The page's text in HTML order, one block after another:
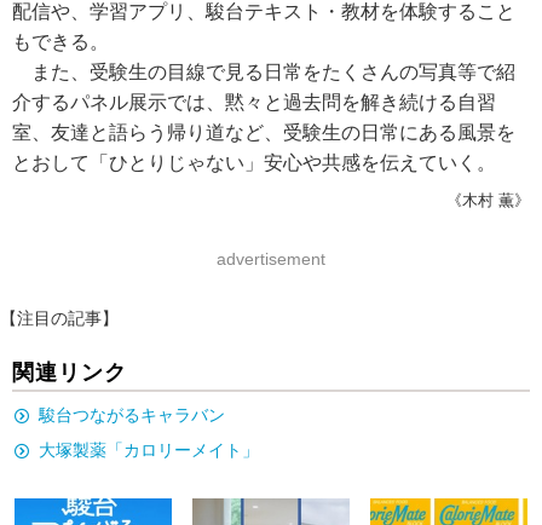
配信や、学習アプリ、駿台テキスト・教材を体験すること
もできる。
また、受験生の目線で見る日常をたくさんの写真等で紹
介するパネル展示では、黙々と過去問を解き続ける自習
室、友達と語らう帰り道など、受験生の日常にある風景を
とおして「ひとりじゃない」安心や共感を伝えていく。
《木村 薫》
advertisement
【注目の記事】
関連リンク
駿台つながるキャラバン
大塚製薬「カロリーメイト」